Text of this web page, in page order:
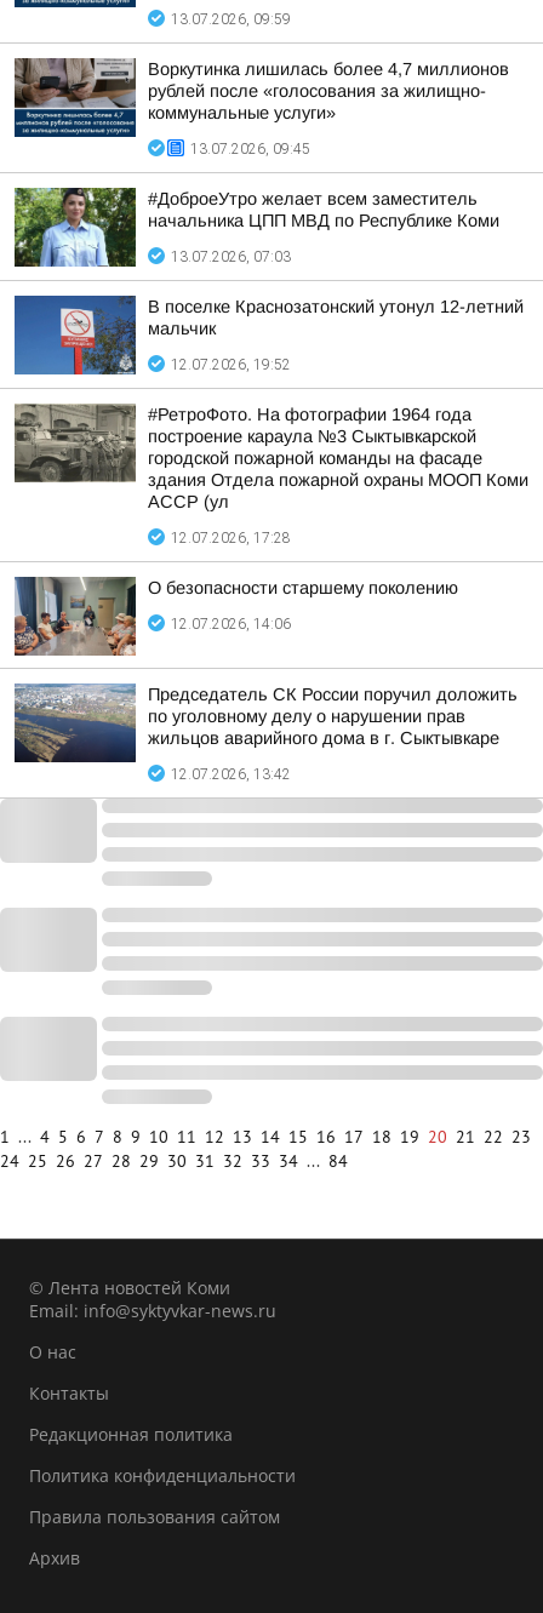
13.07.2026, 09:59
Воркутинка лишилась более 4,7 миллионов
рублей после «голосования за жилищно-
коммунальные услуги»
13.07.2026, 09:45
#ДоброеУтро желает всем заместитель
начальника ЦПП МВД по Республике Коми
13.07.2026, 07:03
В поселке Краснозатонский утонул 12-летний
мальчик
12.07.2026, 19:52
#РетроФото. На фотографии 1964 года
построение караула №3 Сыктывкарской
городской пожарной команды на фасаде
здания Отдела пожарной охраны МООП Коми
АССР (ул
12.07.2026, 17:28
О безопасности старшему поколению
12.07.2026, 14:06
Председатель СК России поручил доложить
по уголовному делу о нарушении прав
жильцов аварийного дома в г. Сыктывкаре
12.07.2026, 13:42
1 ... 4 5 6 7 8 9 10 11 12 13 14 15 16 17 18 19 20 21 22 23
24 25 26 27 28 29 30 31 32 33 34 ... 84
© Лента новостей Коми
Email: info@syktyvkar-news.ru
О нас
Контакты
Редакционная политика
Политика конфиденциальности
Правила пользования сайтом
Архив